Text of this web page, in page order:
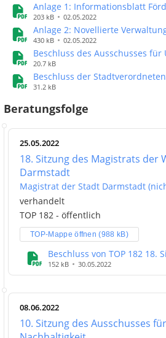
Anlage 1: Informationsblatt
203 kB 02.05.2022
Anlage 2: Novellierte
Wissenschaftsstadt Darmstadt
Photovoltaik
430 kB 02.05.2022
Beschluss des Ausschusses
Nachhaltigkeit vom 08.06.2022
20.7 kB
Beschluss der
28.06.2022
31.2 kB
Beratungsfolge
25.05.2022
18. Sitzung des Magistrats der
Darmstadt
Magistrat der Stadt Darmstadt
verhandelt
TOP 182 - öffentlich
TOP-Mappe öffnen (988 kB)
Beschluss von TOP 182 18.
der Wissenschaftsstadt
152 kB 30.05.2022
08.06.2022
10. Sitzung des Ausschusses